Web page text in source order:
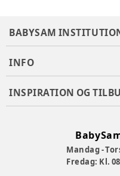
BABYSAM
INFO
INSPIRATION OG
Mandag -
Fredag: Kl.